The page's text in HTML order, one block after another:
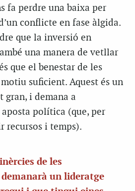
fa perdre una baixa per
conflicte en fase àlgida.
que la inversió en
una manera de vetllar
que el benestar de les
suficient. Aquest és un
i demana a
política (que, per
recursos i temps).
de les
un lideratge